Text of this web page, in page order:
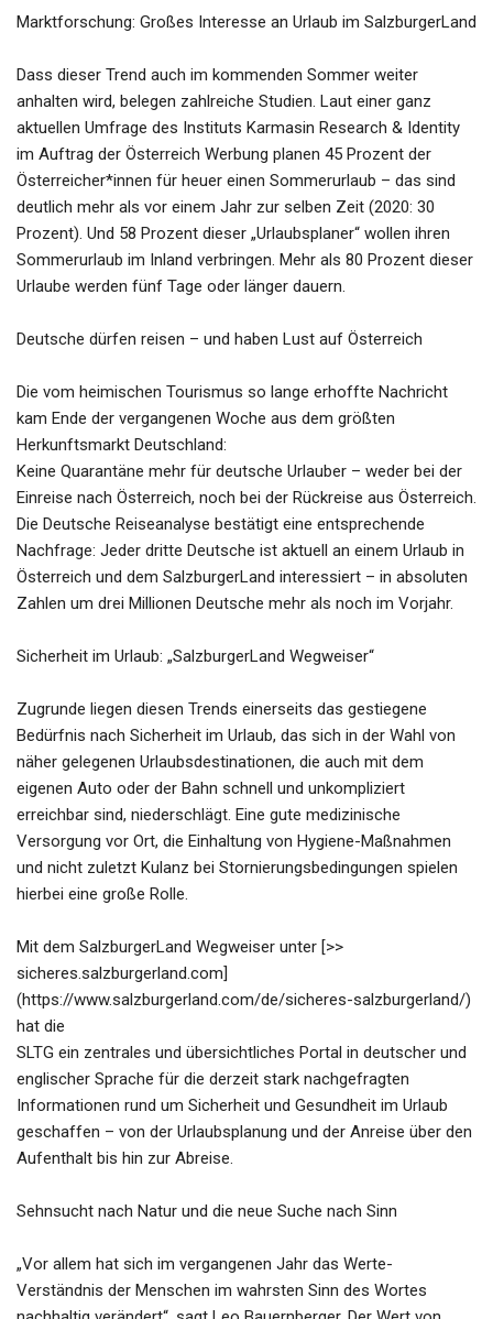
Marktforschung: Großes Interesse an Urlaub im SalzburgerLand
Dass dieser Trend auch im kommenden Sommer weiter
anhalten wird, belegen zahlreiche Studien. Laut einer ganz
aktuellen Umfrage des Instituts Karmasin Research & Identity
im Auftrag der Österreich Werbung planen 45 Prozent der
Österreicher*innen für heuer einen Sommerurlaub – das sind
deutlich mehr als vor einem Jahr zur selben Zeit (2020: 30
Prozent). Und 58 Prozent dieser „Urlaubsplaner“ wollen ihren
Sommerurlaub im Inland verbringen. Mehr als 80 Prozent dieser
Urlaube werden fünf Tage oder länger dauern.
Deutsche dürfen reisen – und haben Lust auf Österreich
Die vom heimischen Tourismus so lange erhoffte Nachricht
kam Ende der vergangenen Woche aus dem größten
Herkunftsmarkt Deutschland:
Keine Quarantäne mehr für deutsche Urlauber – weder bei der
Einreise nach Österreich, noch bei der Rückreise aus Österreich.
Die Deutsche Reiseanalyse bestätigt eine entsprechende
Nachfrage: Jeder dritte Deutsche ist aktuell an einem Urlaub in
Österreich und dem SalzburgerLand interessiert – in absoluten
Zahlen um drei Millionen Deutsche mehr als noch im Vorjahr.
Sicherheit im Urlaub: „SalzburgerLand Wegweiser“
Zugrunde liegen diesen Trends einerseits das gestiegene
Bedürfnis nach Sicherheit im Urlaub, das sich in der Wahl von
näher gelegenen Urlaubsdestinationen, die auch mit dem
eigenen Auto oder der Bahn schnell und unkompliziert
erreichbar sind, niederschlägt. Eine gute medizinische
Versorgung vor Ort, die Einhaltung von Hygiene-Maßnahmen
und nicht zuletzt Kulanz bei Stornierungsbedingungen spielen
hierbei eine große Rolle.
Mit dem SalzburgerLand Wegweiser unter [>>
sicheres.salzburgerland.com]
(https://www.salzburgerland.com/de/sicheres-salzburgerland/)
hat die
SLTG ein zentrales und übersichtliches Portal in deutscher und
englischer Sprache für die derzeit stark nachgefragten
Informationen rund um Sicherheit und Gesundheit im Urlaub
geschaffen – von der Urlaubsplanung und der Anreise über den
Aufenthalt bis hin zur Abreise.
Sehnsucht nach Natur und die neue Suche nach Sinn
„Vor allem hat sich im vergangenen Jahr das Werte-
Verständnis der Menschen im wahrsten Sinn des Wortes